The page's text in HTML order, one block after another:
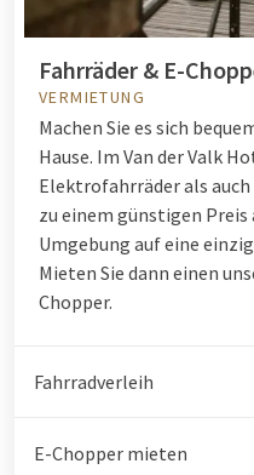
Fahrräder & E-
VERMIETUNG
Machen Sie es sich
Hause. Im Van der Valk
Elektrofahrräder als
zu einem günstigen Preis
Umgebung auf eine
Mieten Sie dann einen
Chopper.
Fahrradverleih
E-Chopper mieten